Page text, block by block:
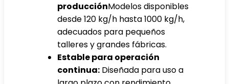
producciónModelos disponibles
desde 120 kg/h hasta 1000 kg/h,
adecuados para pequeños
talleres y grandes fábricas.
Estable para operación
continua: Diseñada para uso a